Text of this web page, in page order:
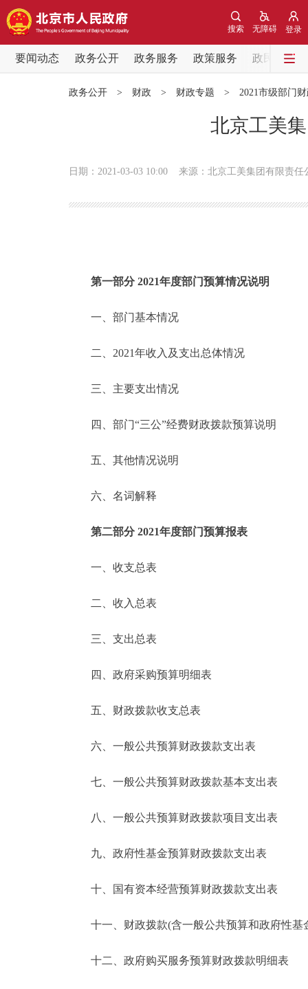
登录
无障碍
搜索
要闻动态 政务公开 政务服务 政策服务
政民互动
便民服务
中介服务
政民互动
12345网上接诉即办
参与调查
走进北京
北京概况
绿色北京
ENGLISH
政务公开 > 财政 > 财政专题 > 2021市级部门
北京工美
日期：2021-03-03 10:00 来源：北京工美集团有限责任
第一部分 2021年度部门预算情况说明
一、部门基本情况
二、2021年收入及支出总体情况
三、主要支出情况
四、部门“三公”经费财政拨款预算说明
五、其他情况说明
六、名词解释
第二部分 2021年度部门预算报表
一、收支总表
二、收入总表
三、支出总表
四、政府采购预算明细表
五、财政拨款收支总表
六、一般公共预算财政拨款支出表
七、一般公共预算财政拨款基本支出表
八、一般公共预算财政拨款项目支出表
九、政府性基金预算财政拨款支出表
十、国有资本经营预算财政拨款支出表
十一、财政拨款(含一般公共预算和政府性基
十二、政府购买服务预算财政拨款明细表